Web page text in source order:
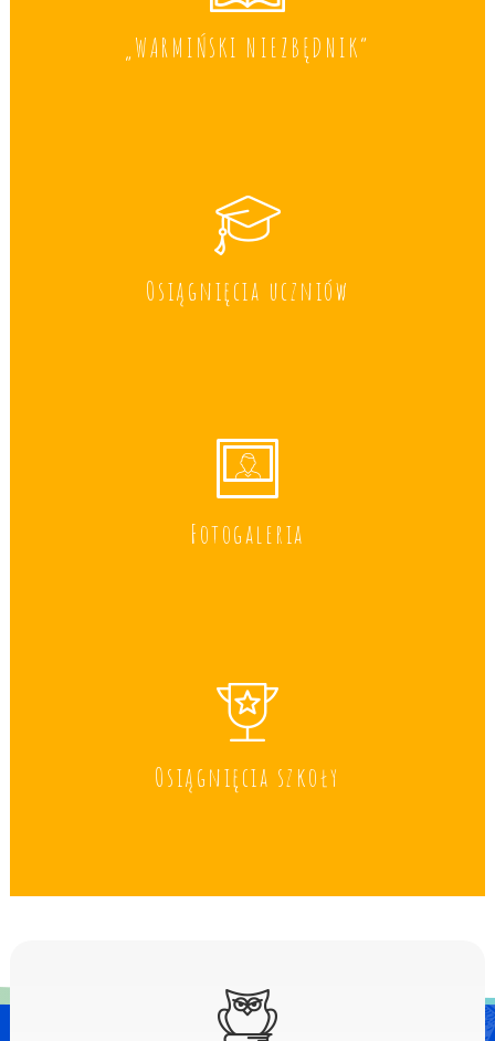
„WARMIŃSKI NIEZBĘDNIK”
Osiągnięcia uczniów
Fotogaleria
Osiągnięcia szkoły